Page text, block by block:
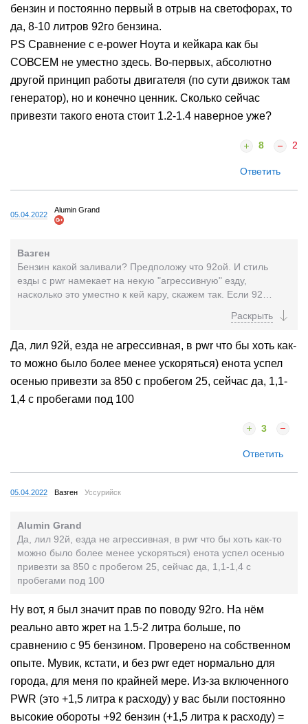
бензин и постоянно первый в отрыв на светофорах, то
да, 8-10 литров 92го бензина.
PS Сравнение с e-power Ноута и кейкара как бы
СОВСЕМ не уместно здесь. Во-первых, абсолютно
другой принцип работы двигателя (по сути движок там
генератор), но и конечно ценник. Сколько сейчас
привезти такого енота стоит 1.2-1.4 наверное уже?
8 2
Ответить
05.04.2022
Alumin Grand
Вазген
Бензин какой заливали? Предположу что 92ой. И стиль
езды с pwr намекает на некую "агрессивную" езду,
насколько это уместно к кей кару, скажем так. Если 92
Да, лил 92й, езда не агрессивная, в pwr что бы хоть как-
то можно было более менее ускоряться) енота успел
осенью привезти за 850 с пробегом 25, сейчас да, 1,1-
1,4 с пробегами под 100
3
Ответить
05.04.2022 Вазген Уссурийск
Alumin Grand
Да, лил 92й, езда не агрессивная, в pwr что бы хоть как-то
можно было более менее ускоряться) енота успел осенью
привезти за 850 с пробегом 25, сейчас да, 1,1-1,4 с
пробегами под 100
Ну вот, я был значит прав по поводу 92го. На нём
реально авто жрет на 1.5-2 литра больше, по
сравнению с 95 бензином. Проверено на собственном
опыте. Мувик, кстати, и без pwr едет нормально для
города, для меня по крайней мере. Из-за включенного
PWR (это +1,5 литра к расходу) у вас были постоянно
высокие обороты +92 бензин (+1,5 литра к расходу) =